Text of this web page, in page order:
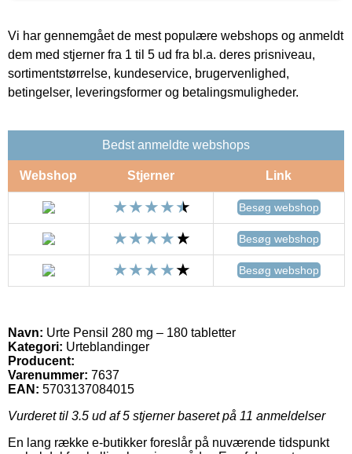
Vi har gennemgået de mest populære webshops og anmeldt
dem med stjerner fra 1 til 5 ud fra bl.a. deres prisniveau,
sortimentstørrelse, kundeservice, brugervenlighed,
betingelser, leveringsformer og betalingsmuligheder.
Bedst anmeldte webshops
Webshop Stjerner Link
Besøg webshop
Besøg webshop
Besøg webshop
Navn: Urte Pensil 280 mg – 180 tabletter
Kategori: Urteblandinger
Producent:
Varenummer: 7637
EAN: 5703137084015
Vurderet til 3.5 ud af 5 stjerner baseret på 11 anmeldelser
En lang række e-butikker foreslår på nuværende tidspunkt